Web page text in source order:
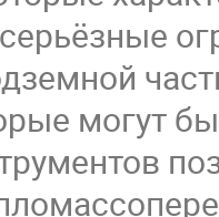
могут